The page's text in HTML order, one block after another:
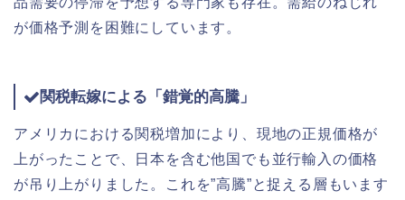
が価格予測を困難にしています。
関税転嫁による「錯覚的高騰」
アメリカにおける関税増加により、現地の正規価格が
上がったことで、日本を含む他国でも並行輸入の価格
が吊り上がりました。これを”高騰”と捉える層もいます